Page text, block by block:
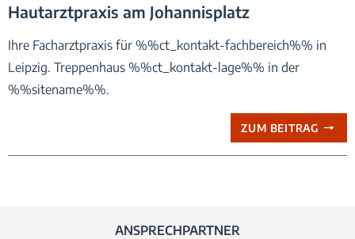
Hautarztpraxis am Johannisplatz
Ihre Facharztpraxis für %%ct_kontakt-fachbereich%% in
Leipzig. Treppenhaus %%ct_kontakt-lage%% in der
%%sitename%%.
ZUM BEITRAG
ANSPRECHPARTNER